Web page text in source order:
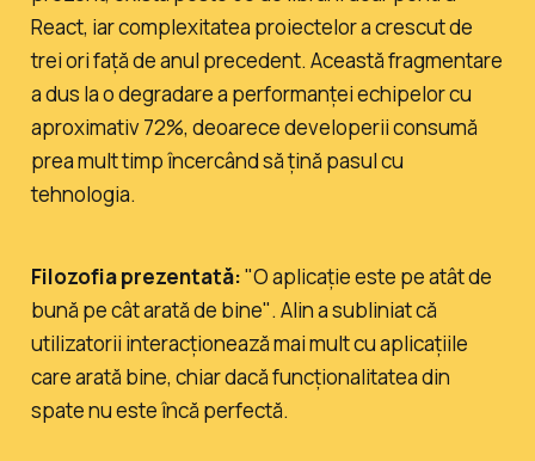
React, iar complexitatea proiectelor a crescut de
trei ori față de anul precedent. Această fragmentare
a dus la o degradare a performanței echipelor cu
aproximativ 72%, deoarece developerii consumă
prea mult timp încercând să țină pasul cu
tehnologia.
Filozofia prezentată:"O aplicație este pe atât de
bună pe cât arată de bine". Alin a subliniat că
utilizatorii interacționează mai mult cu aplicațiile
care arată bine, chiar dacă funcționalitatea din
spate nu este încă perfectă.